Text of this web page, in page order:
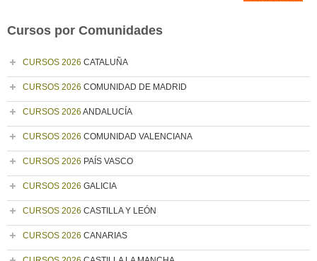
Cursos por Comunidades
CURSOS 2026 CATALUÑA
CURSOS 2026 COMUNIDAD DE MADRID
CURSOS 2026 ANDALUCÍA
CURSOS 2026 COMUNIDAD VALENCIANA
CURSOS 2026 PAÍS VASCO
CURSOS 2026 GALICIA
CURSOS 2026 CASTILLA Y LEÓN
CURSOS 2026 CANARIAS